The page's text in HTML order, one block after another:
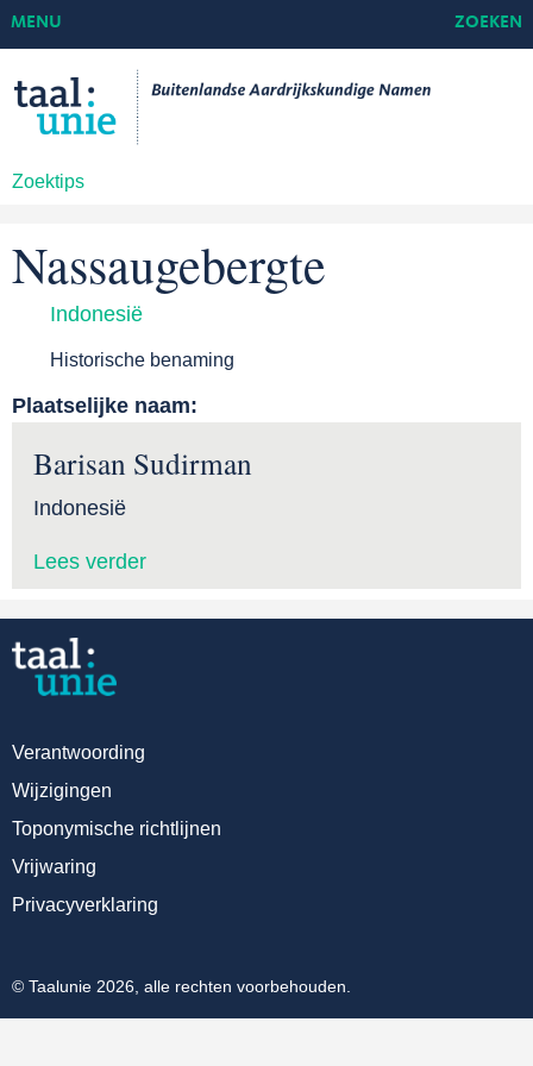
Zoektips
MENU ZOEKEN
Nassaugebergte
Indonesië
Historische benaming
Plaatselijke naam:
Barisan Sudirman
Indonesië
Lees verder
Verantwoording
Wijzigingen
Toponymische richtlijnen
Vrijwaring
Privacyverklaring
© Taalunie 2026, alle rechten voorbehouden.